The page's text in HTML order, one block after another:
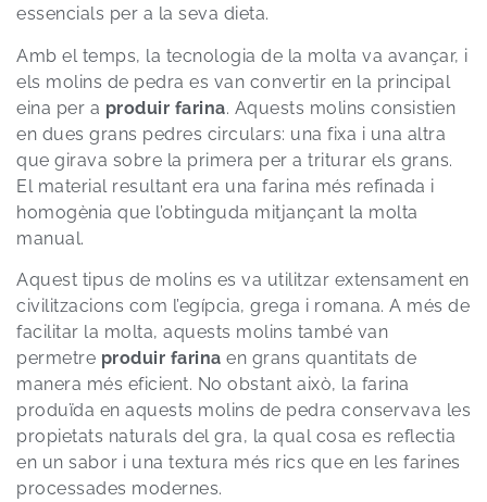
essencials per a la seva dieta.
Amb el temps, la tecnologia de la molta va avançar, i
els molins de pedra es van convertir en la principal
eina per a produir farina. Aquests molins consistien
en dues grans pedres circulars: una fixa i una altra
que girava sobre la primera per a triturar els grans.
El material resultant era una farina més refinada i
homogènia que l’obtinguda mitjançant la molta
manual.
Aquest tipus de molins es va utilitzar extensament en
civilitzacions com l’egípcia, grega i romana. A més de
facilitar la molta, aquests molins també van
permetre produir farina en grans quantitats de
manera més eficient. No obstant això, la farina
produïda en aquests molins de pedra conservava les
propietats naturals del gra, la qual cosa es reflectia
en un sabor i una textura més rics que en les farines
processades modernes.